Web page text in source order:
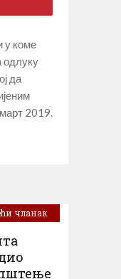
у коме
одлуку
да
2019.
чланак